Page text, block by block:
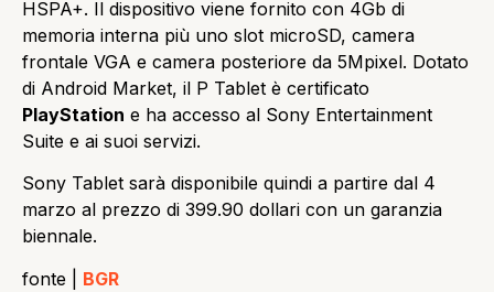
HSPA+. Il dispositivo viene fornito con 4Gb di
memoria interna più uno slot microSD, camera
frontale VGA e camera posteriore da 5Mpixel. Dotato
di Android Market, il P Tablet è certificato
PlayStation e ha accesso al Sony Entertainment
Suite e ai suoi servizi.
Sony Tablet sarà disponibile quindi a partire dal 4
marzo al prezzo di 399.90 dollari con un garanzia
biennale.
fonte | BGR